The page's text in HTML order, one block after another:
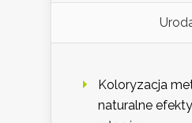
Koloryzacja
naturalne